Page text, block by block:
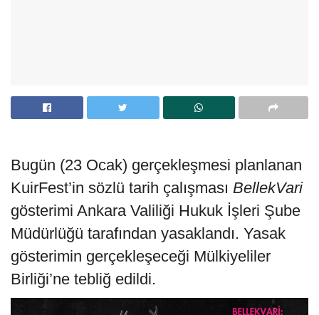
Bugün (23 Ocak) gerçekleşmesi planlanan
KuirFest’in sözlü tarih çalışması BellekVari
gösterimi Ankara Valiliği Hukuk İşleri Şube
Müdürlüğü tarafından yasaklandı. Yasak
gösterimin gerçekleşeceği Mülkiyeliler
Birliği’ne tebliğ edildi.